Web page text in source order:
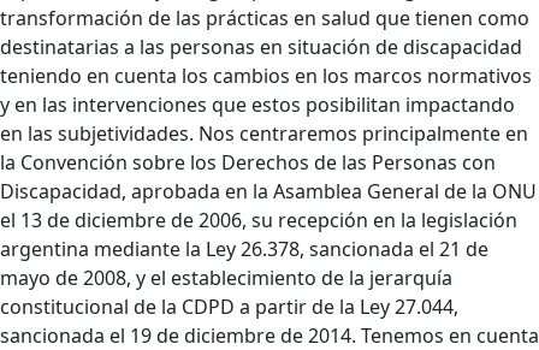
transformación de las prácticas en salud que tienen como
destinatarias a las personas en situación de discapacidad
teniendo en cuenta los cambios en los marcos normativos
y en las intervenciones que estos posibilitan impactando
en las subjetividades. Nos centraremos principalmente en
la Convención sobre los Derechos de las Personas con
Discapacidad, aprobada en la Asamblea General de la ONU
el 13 de diciembre de 2006, su recepción en la legislación
argentina mediante la Ley 26.378, sancionada el 21 de
mayo de 2008, y el establecimiento de la jerarquía
constitucional de la CDPD a partir de la Ley 27.044,
sancionada el 19 de diciembre de 2014. Tenemos en cuenta